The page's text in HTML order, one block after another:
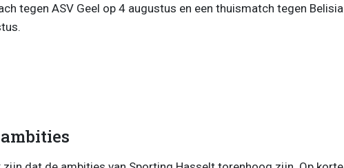
tegen ASV Geel op 4 augustus en een thuismatch tegen Belisia